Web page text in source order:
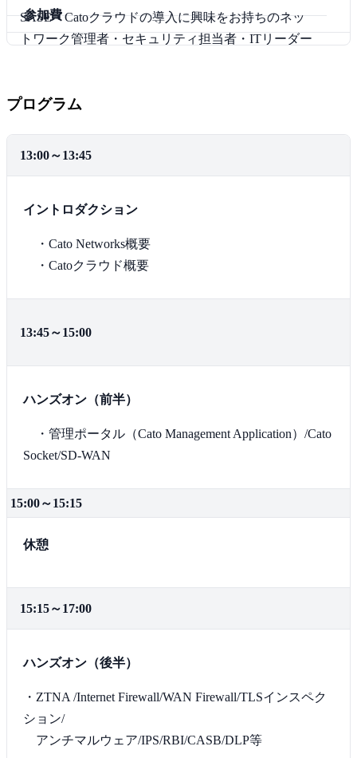
SASE・Catoクラウドの導入に興味をお持ちのネッ
トワーク管理者・セキュリティ担当者・ITリーダー
参加費
・インターネットに接続可能な
PC（Windows/macOS）をご持参ください。なお、
本ハンズオンではLANポートを利用します。
・Catoクライアントソフトのインストールが発生す
るため、PCのソフトウェアインストール権限が必
須となります。
プログラム
13:00～13:45
イントロダクション
・Cato Networks概要
・Catoクラウド概要
13:45～15:00
ハンズオン（前半）
・管理ポータル（Cato Management Application）/Cato
Socket/SD-WAN
15:00～15:15
休憩
15:15～17:00
ハンズオン（後半）
・ZTNA /Internet Firewall/WAN Firewall/TLSインスペク
ション/
アンチマルウェア/IPS/RBI/CASB/DLP等